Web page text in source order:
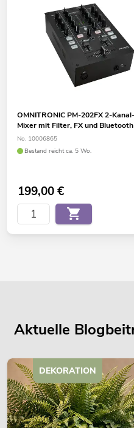
OMNITRONIC PM-202FX 2-
Mixer mit Filter, FX und Bluetooth
No. 10006865
Bestand reicht ca. 5 Wo.
199,00€
Aktuelle
DEKORATION